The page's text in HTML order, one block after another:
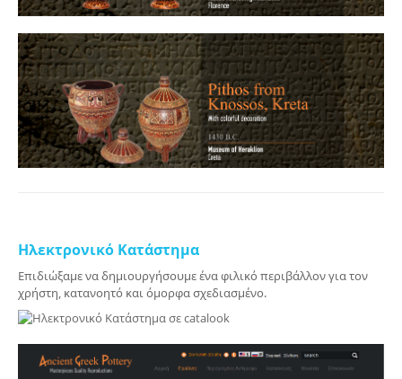
Ηλεκτρονικό Κατάστημα
Επιδιώξαμε να δημιουργήσουμε ένα φιλικό περιβάλλον για τον
χρήστη, κατανοητό και όμορφα σχεδιασμένο.